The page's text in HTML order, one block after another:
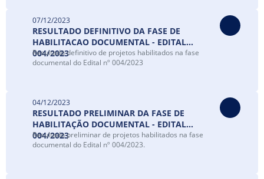
07/12/2023
RESULTADO DEFINITIVO DA FASE DE
HABILITACAO DOCUMENTAL - EDITAL
004/2023
Resultado definitivo de projetos habilitados na fase
documental do Edital nº 004/2023
04/12/2023
RESULTADO PRELIMINAR DA FASE DE
HABILITAÇÃO DOCUMENTAL - EDITAL
004/2023
Resultado preliminar de projetos habilitados na fase
documental do Edital nº 004/2023.